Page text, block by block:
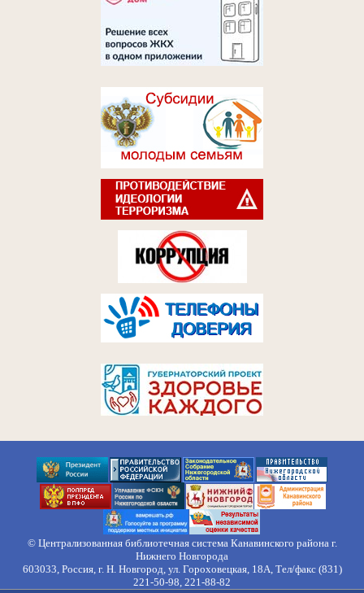
© Централизованная библиотечная система Канавинского района г.
Нижнего Новгорода
603033, Россия, г. Н. Новгород, ул. Гороховецкая, 18А, Тел/факс (831)
221-50-98, 221-88-82